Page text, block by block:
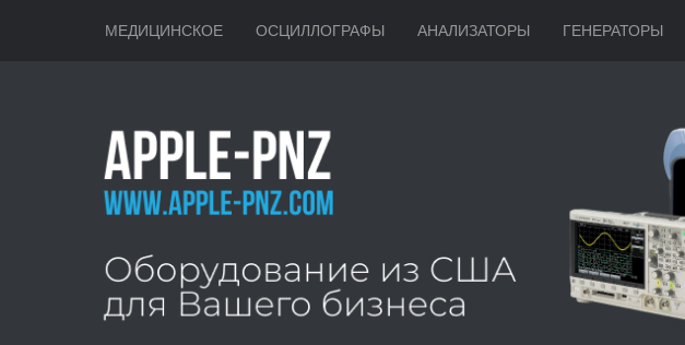
МЕДИЦИНСКОЕ ОСЦИЛЛОГРАФЫ АНАЛИЗАТОРЫ ГЕНЕРАТОРЫ